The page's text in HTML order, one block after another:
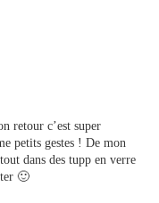
retour c’est super
petits gestes ! De mon
dans des tupp en verre
🙂